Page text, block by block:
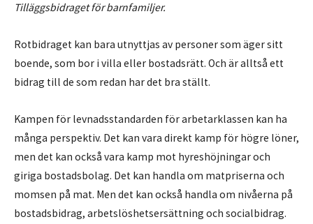
Tilläggsbidraget för barnfamiljer.
Rotbidraget kan bara utnyttjas av personer som äger sitt
boende, som bor i villa eller bostadsrätt. Och är alltså ett
bidrag till de som redan har det bra ställt.
Kampen för levnadsstandarden för arbetarklassen kan ha
många perspektiv. Det kan vara direkt kamp för högre löner,
men det kan också vara kamp mot hyreshöjningar och
giriga bostadsbolag. Det kan handla om matpriserna och
momsen på mat. Men det kan också handla om nivåerna på
bostadsbidrag, arbetslöshetsersättning och socialbidrag.